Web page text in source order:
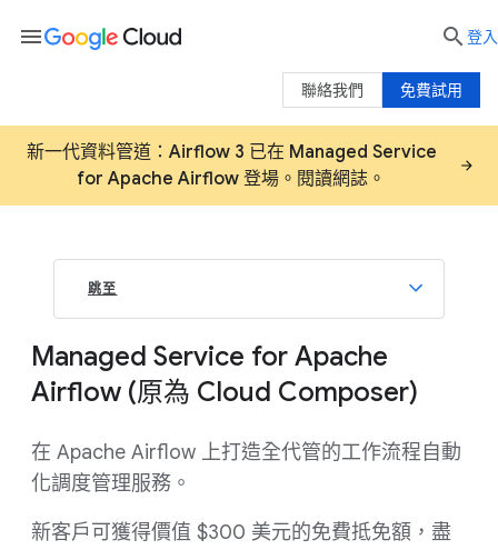
新一代資料管道：Airflow 3 已在 Managed Service
for Apache Airflow 登場。閱讀網誌。
跳至
Managed Service for Apache
Airflow (原為 Cloud Composer)
在 Apache Airflow 上打造全代管的工作流程自動
化調度管理服務。
新客戶可獲得價值 $300 美元的免費抵免額，盡
menu  登入
免費試用
聯絡我們